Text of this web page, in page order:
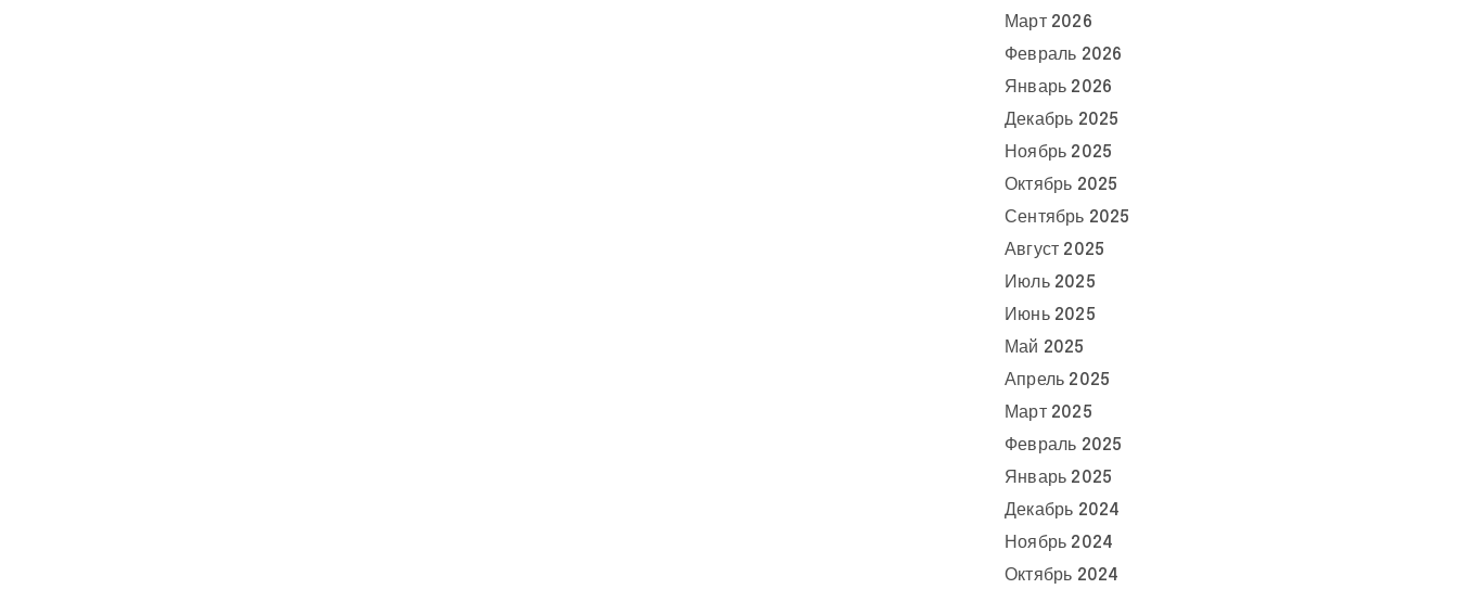
Март 2026
Февраль 2026
Январь 2026
Декабрь 2025
Ноябрь 2025
Октябрь 2025
Сентябрь 2025
Август 2025
Июль 2025
Июнь 2025
Май 2025
Апрель 2025
Март 2025
Февраль 2025
Январь 2025
Декабрь 2024
Ноябрь 2024
Октябрь 2024